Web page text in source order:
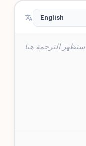
English
ستظهر الترجمة هنا